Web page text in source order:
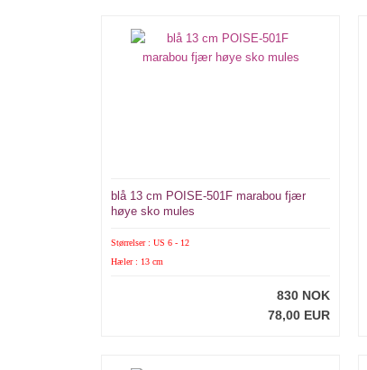
blå 13 cm POISE-501F marabou fjær
høye sko mules
Størrelser : US 6 - 12
Hæler : 13 cm
830 NOK
78,00 EUR